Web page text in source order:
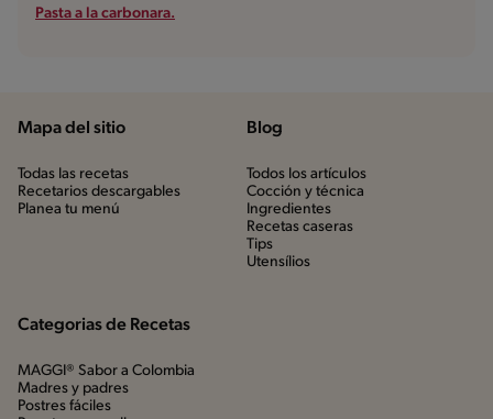
Pasta a la carbonara.
Mapa del sitio
Todas las recetas
Recetarios descargables
Planea tu menú
Blog
Todos los artículos
Cocción y técnica
Ingredientes
Recetas caseras
Tips
Utensílios
Categorias de Recetas
MAGGI® Sabor a Colombia
Madres y padres
Postres fáciles